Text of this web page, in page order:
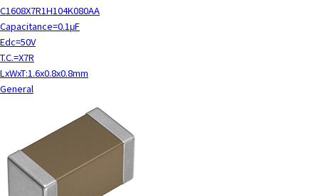
c
t
w
i
t
h
C1608X7R1H104K080AA
Capacitance=0.1μF
Edc=50V
T.C.=X7R
LxWxT:1.6x0.8x0.8mm
General